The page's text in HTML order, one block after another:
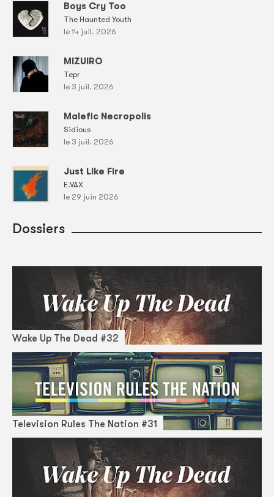
Boys Cry Too
The Haunted Youth
le 14 juil. 2026
MIZUIRO
Tepr
le 3 juil. 2026
Malefic Necropolis
Sidious
le 3 juil. 2026
Just Like Fire
E.VAX
le 29 juin 2026
Dossiers
Wake Up The Dead #32
Television Rules The Nation #31